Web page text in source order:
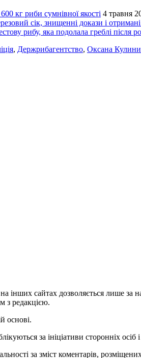
кг риби сумнівної якості 4 травня
сік, знищенні докази і
рибу, яка подолала греблі після
, Держрибагентство, Оксана
інших сайтах дозволяється лише за
з редакцією.
основі.
за ініціативи сторонніх осіб
за зміст коментарів,